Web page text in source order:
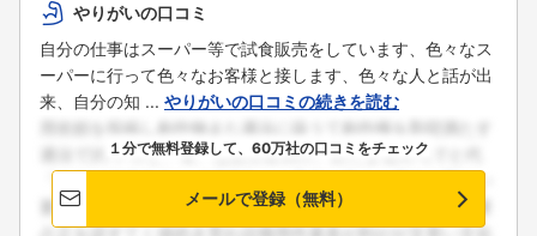
やりがいの口コミ
自分の仕事はスーパー等で試食販売をしています、色々なス
ーパーに行って色々なお客様と接します、色々な人と話が出
来、自分の知 ... やりがいの口コミの続きを読む
１分で無料登録して、60万社の口コミをチェック
メールで登録（無料）